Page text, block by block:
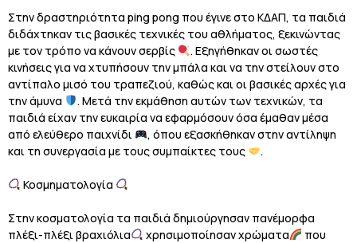
Στην δραστηριότητα ping pong που έγινε στο ΚΔΑΠ, τα παιδιά
διδάχτηκαν τις βασικές τεχνικές του αθλήματος, ξεκινώντας
με τον τρόπο να κάνουν σερβίς
. Εξηγήθηκαν οι σωστές
κινήσεις για να χτυπήσουν την μπάλα και να την στείλουν στο
αντίπαλο μισό του τραπεζιού, καθώς και οι βασικές αρχές για
την άμυνα
. Μετά την εκμάθηση αυτών των τεχνικών, τα
παιδιά είχαν την ευκαιρία να εφαρμόσουν όσα έμαθαν μέσα
από ελεύθερο παιχνίδι
, όπου εξασκήθηκαν στην αντίληψη
και τη συνεργασία με τους συμπαίκτες τους
.
Κοσμηματολογία
Στην κοσματολογία τα παιδιά δημιούργησαν πανέμορφα
πλέξι-πλέξι βραχιόλια
χρησιμοποίησαν χρώματα
που